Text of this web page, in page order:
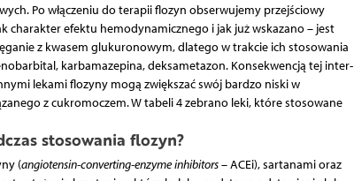
Po włączeniu do terapii flozyn obserwujemy przejściowy
charakter efektu hemodynamicznego i jak już wskazano – jest
z kwasem glukuronowym, dlatego w trakcie ich stosowania
karbamazepina, deksametazon. Konsekwencją tej inter­
lekami flozyny mogą zwiększać swój bardzo niski w
z cukromoczem. W tabeli 4 zebrano leki, które stosowane
stosowania flozyn?
(angiotensin-converting-enzyme inhibitors– ACEi), sartanami oraz